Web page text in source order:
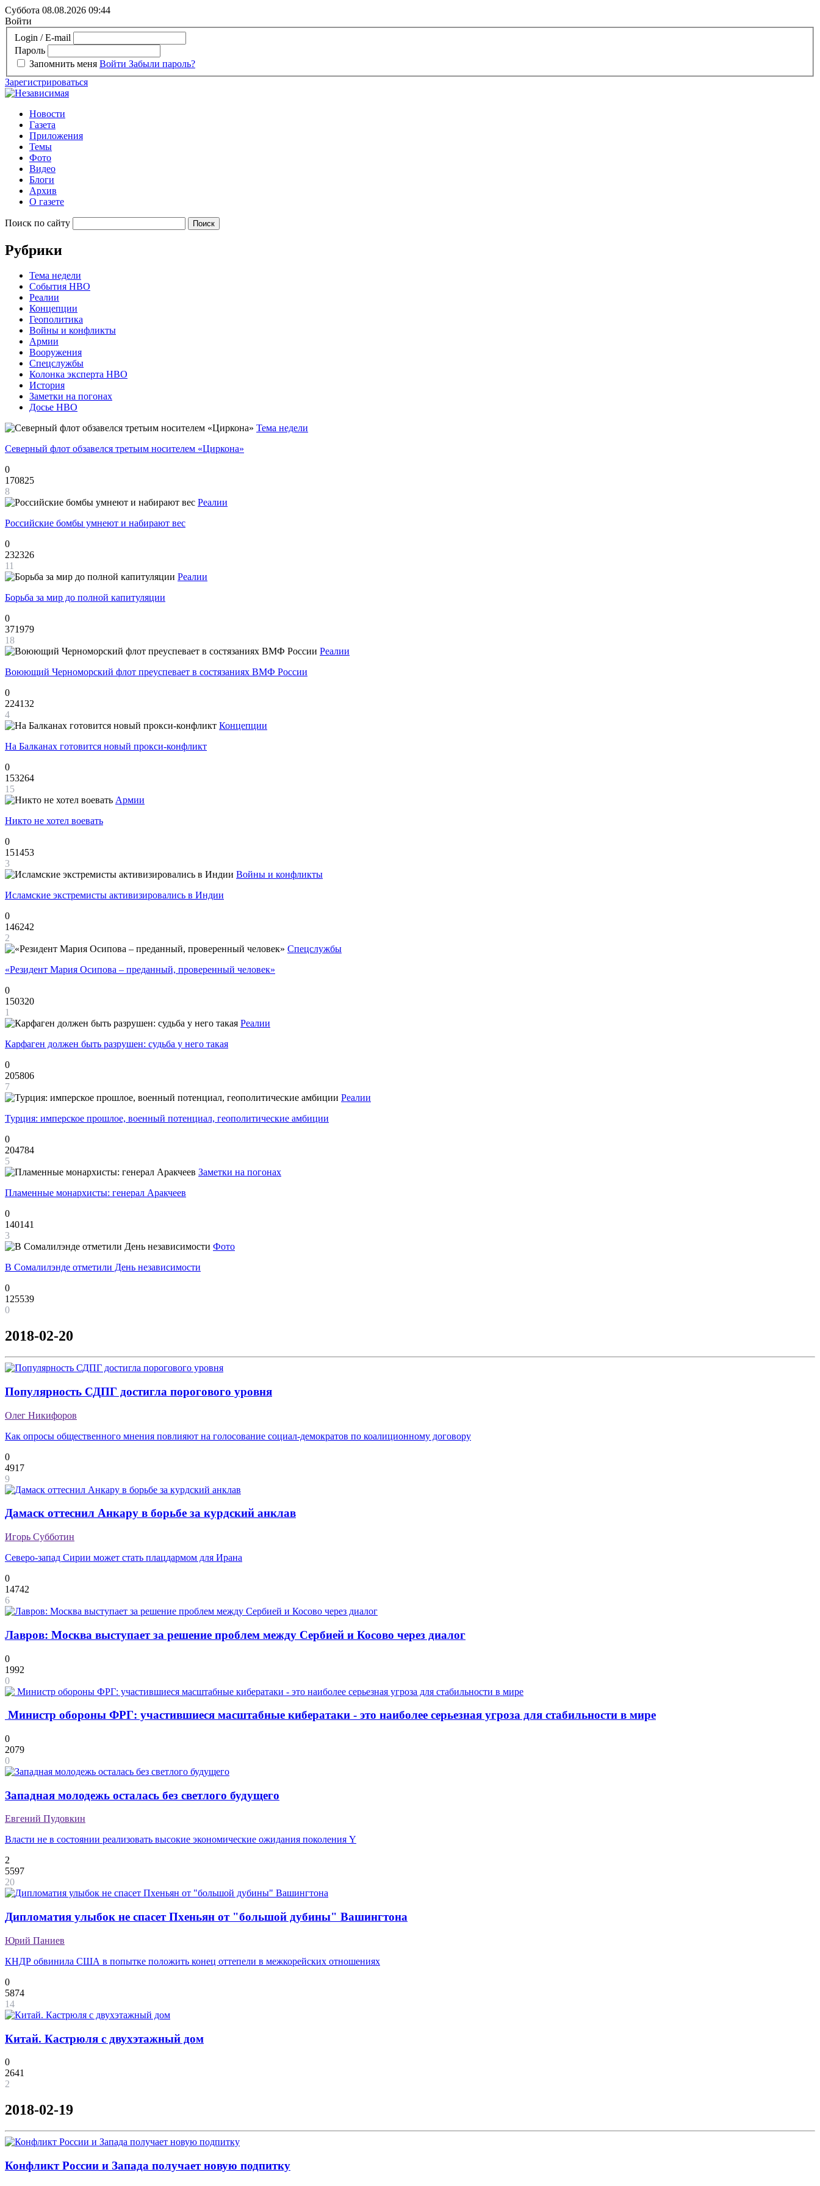
Суббота 08.08.2026 09:44
Войти
Login / E-mail
Пароль
Запомнить меня Войти Забыли пароль?
Зарегистрироваться
Новости
Газета
Приложения
Темы
Фото
Видео
Блоги
Архив
О газете
Поиск по сайту
Рубрики
Тема недели
События НВО
Реалии
Концепции
Геополитика
Войны и конфликты
Армии
Вооружения
Спецслужбы
Колонка эксперта НВО
История
Заметки на погонах
Досье НВО
Тема недели
Северный флот обзавелся третьим носителем «Циркона»
0
170825
8
Реалии
Российские бомбы умнеют и набирают вес
0
232326
11
Реалии
Борьба за мир до полной капитуляции
0
371979
18
Реалии
Воюющий Черноморский флот преуспевает в состязаниях ВМФ России
0
224132
4
Концепции
На Балканах готовится новый прокси-конфликт
0
153264
15
Армии
Никто не хотел воевать
0
151453
3
Войны и конфликты
Исламские экстремисты активизировались в Индии
0
146242
2
Спецслужбы
«Резидент Мария Осипова – преданный, проверенный человек»
0
150320
1
Реалии
Карфаген должен быть разрушен: судьба у него такая
0
205806
7
Реалии
Турция: имперское прошлое, военный потенциал, геополитические амбиции
0
204784
5
Заметки на погонах
Пламенные монархисты: генерал Аракчеев
0
140141
3
Фото
В Сомалилэнде отметили День независимости
0
125539
0
2018-02-20
Популярность СДПГ достигла порогового уровня
Олег Никифоров
Как опросы общественного мнения повлияют на голосование социал-демократов по коалиционному договору
0
4917
9
Дамаск оттеснил Анкару в борьбе за курдский анклав
Игорь Субботин
Северо-запад Сирии может стать плацдармом для Ирана
0
14742
6
Лавров: Москва выступает за решение проблем между Сербией и Косово через диалог
0
1992
0
Министр обороны ФРГ: участившиеся масштабные кибератаки - это наиболее серьезная угроза для стабильности в мире
0
2079
0
Западная молодежь осталась без светлого будущего
Евгений Пудовкин
Власти не в состоянии реализовать высокие экономические ожидания поколения Y
2
5597
20
Дипломатия улыбок не спасет Пхеньян от "большой дубины" Вашингтона
Юрий Паниев
КНДР обвинила США в попытке положить конец оттепели в межкорейских отношениях
0
5874
14
Китай. Кастрюля с двухэтажный дом
0
2641
2
2018-02-19
Конфликт России и Запада получает новую подпитку